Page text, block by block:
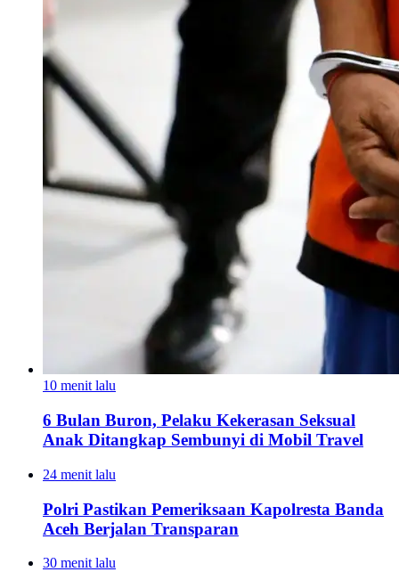
10 menit lalu
6 Bulan Buron, Pelaku Kekerasan Seksual
Anak Ditangkap Sembunyi di Mobil Travel
24 menit lalu
Polri Pastikan Pemeriksaan Kapolresta Banda
Aceh Berjalan Transparan
30 menit lalu